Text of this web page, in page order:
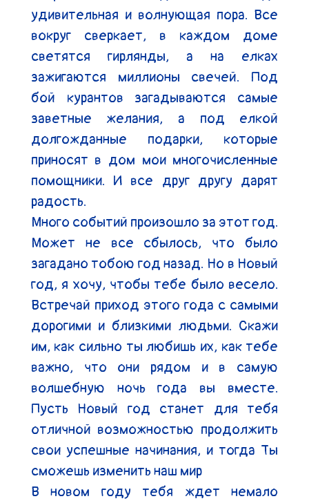
удивительная и волнующая пора. Все
вокруг сверкает, в каждом доме
светятся гирлянды, а на елках
зажигаются миллионы свечей. Под
бой курантов загадываются самые
заветные желания, а под елкой
долгожданные подарки, которые
приносят в дом мои многочисленные
помощники. И все друг другу дарят
радость.
Много событий произошло за этот год.
Может не все сбылось, что было
загадано тобою год назад. Но в Новый
год, я хочу, чтобы тебе было весело.
Встречай приход этого года с самыми
дорогими и близкими людьми. Скажи
им, как сильно ты любишь их, как тебе
важно, что они рядом и в самую
волшебную ночь года вы вместе.
Пусть Новый год станет для тебя
отличной возможностью продолжить
свои успешные начинания, и тогда Ты
сможешь изменить наш мир
В новом году тебя ждет немало